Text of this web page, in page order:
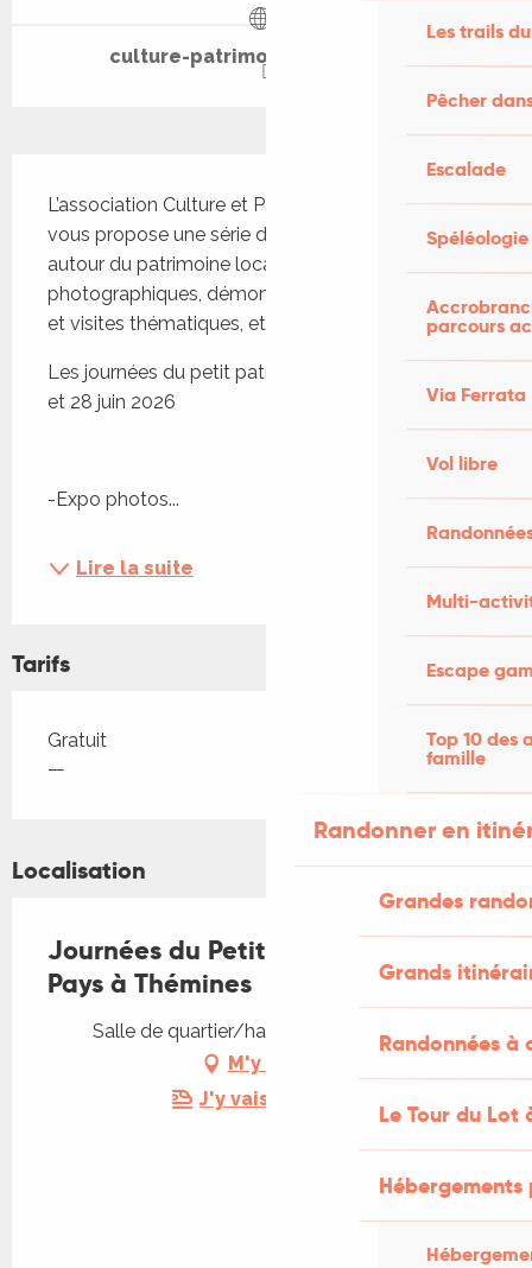
Les trails
Pêcher
Escalade
Spéléologie
parcours
Via Ferrata
Vol libre
Multi-
Escape
Top 10 des
famille
Randonner en
Grandes
Grands
Randonnées
Le Tour du Lot
culture-patrimoine-themines.fr
L’association Culture et Patrimoine Thémines
vous propose une série d’animations estivales
autour du patrimoine local, avec expositions
photographiques, démonstrations de savoir-faire
et visites thématiques, et randonnées.
Les journées du petit patrimoine de pays, les 27
et 28 juin 2026
-Expo photos...
Lire la suite
Tarifs
Tarifs 2026
Gratuit
—
Localisation
Journées du Petit Patrimoine de
Pays à Thémines
Salle de quartier/halle, 46120 Thémines
M'y rendre
J'y vais en train !